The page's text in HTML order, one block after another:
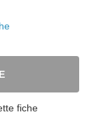
fiche